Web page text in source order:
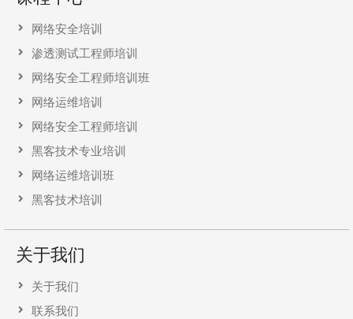
网络安全培训
渗透测试工程师培训
网络安全工程师培训班
网络运维培训
网络安全工程师培训
黑客技术专业培训
网络运维培训班
黑客技术培训
关于我们
关于我们
联系我们